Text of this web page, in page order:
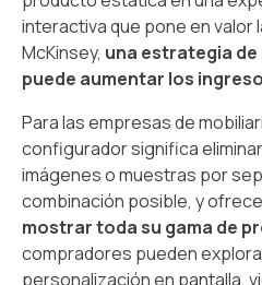
interactiva que pone en valor
McKinsey, una estrategia
puede aumentar los
Para las empresas de
configurador significa
imágenes o muestras por
combinación posible, y
mostrar toda su gama de
compradores pueden
personalización en pantalla,